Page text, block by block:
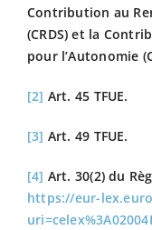
Contribution au
(CRDS) et la
pour l’Autonomie
[2] Art. 45 TFUE.
[3] Art. 49 TFUE.
[4] Art. 30(2) du
https://eur-